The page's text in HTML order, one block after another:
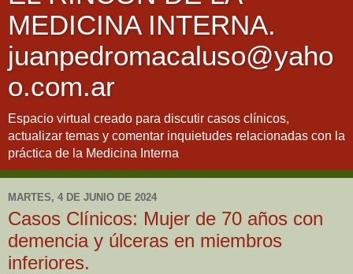
MEDICINA INTERNA.
juanpedromacaluso@yaho
o.com.ar
Espacio virtual creado para discutir casos clínicos,
actualizar temas y comentar inquietudes relacionadas con la
práctica de la Medicina Interna
MARTES, 4 DE JUNIO DE 2024
Casos Clínicos: Mujer de 70 años con
demencia y úlceras en miembros
inferiores.